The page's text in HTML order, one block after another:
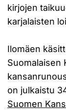
kirjojen
karjalaisten
Ilomäen
Suomalaisen
on julkaistu
Suomen